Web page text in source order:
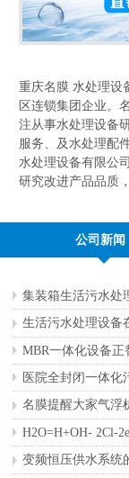
重庆名膜 水处理设
区连锁集团企业。
注从事水处理设备
服务、及水处理配
水处理设备有限公
研究改进产品品质
公司新闻
集装箱生活污水处
生活污水处理设备
MBR一体化设备正
医院全封闭一体化
名膜提醒大家气浮
H2O=H+OH- 2Cl-
变频恒压供水系统